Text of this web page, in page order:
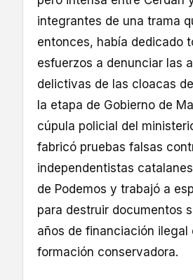
integrantes de una trama
entonces, había dedicado
esfuerzos a denunciar las
delictivas de las cloacas
la etapa de Gobierno de
cúpula policial del
fabricó pruebas falsas
independentistas
de Podemos y trabajó a
para destruir documentos
años de financiación ilegal
formación conservadora.